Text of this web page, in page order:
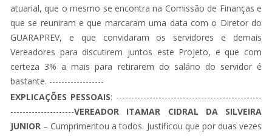
atuarial, que o mesmo se encontra na Comissão de Finanças e
que se reuniram e que marcaram uma data com o Diretor do
GUARAPREV, e que convidaram os servidores e demais
Vereadores para discutirem juntos este Projeto, e que com
certeza 3% a mais para retirarem do salário do servidor é
bastante. ------------------
EXPLICAÇÕES PESSOAIS: ------------------------------------------------
---------------------VEREADOR ITAMAR CIDRAL DA SILVEIRA
JUNIOR – Cumprimentou a todos. Justificou que por duas vezes